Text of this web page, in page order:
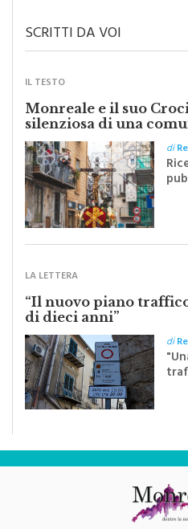
Monreale e il suo
silenziosa di una
di
“Il nuovo piano
di dieci anni”
Testata Giornalistica Registrata